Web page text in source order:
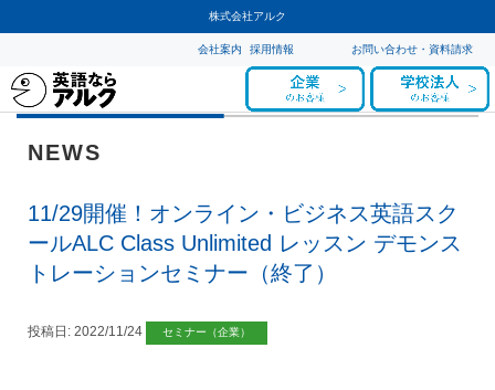
株式会社アルク
お問い合わせ・資料請求
採用情報
会社案内
NEWS
11/29開催！オンライン・ビジネス英語スク
ールALC Class Unlimited レッスン デモンス
トレーションセミナー（終了）
投稿日: 2022/11/24 セミナー（企業）